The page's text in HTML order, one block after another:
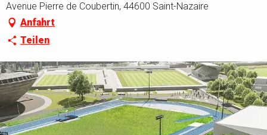
Avenue Pierre de Coubertin, 44600 Saint-Nazaire
Anfahrt
Teilen